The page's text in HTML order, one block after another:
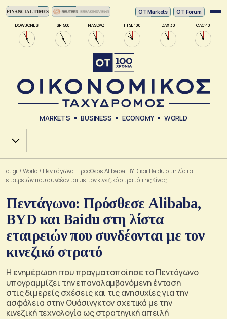
DOW JONES SP 500 NASDAQ FTSE 100 DAX 30 CAC 40
ΟΤ Markets OT Forum
MARKETS BUSINESS ECONOMY WORLD
Χ.Α.
ot.gr/World / Πεντάγωνο: Πρόσθεσε Alibaba, BYD και Baidu στη λίστα
εταιρειών που συνδέονται με τον κινεζικό στρατό της Κίνας
Πεντάγωνο: Πρόσθεσε Alibaba,
BYD και Baidu στη λίστα
εταιρειών που συνδέονται με τον
κινεζικό στρατό
Η ενημέρωση που πραγματοποίησε το Πεντάγωνο
υπογραμμίζει την επαναλαμβανόμενη ένταση
στις διμερείς σχέσεις και τις ανησυχίες για την
ασφάλεια στην Ουάσινγκτον σχετικά με την
κινεζική τεχνολογία ως στρατηγική απειλή